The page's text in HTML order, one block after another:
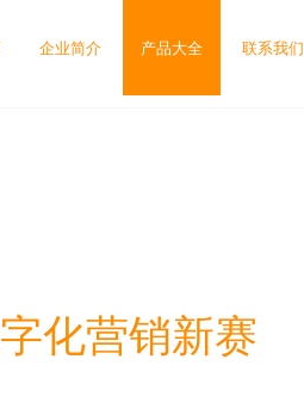
企业简介 产品大全 联系我们
化营销新赛